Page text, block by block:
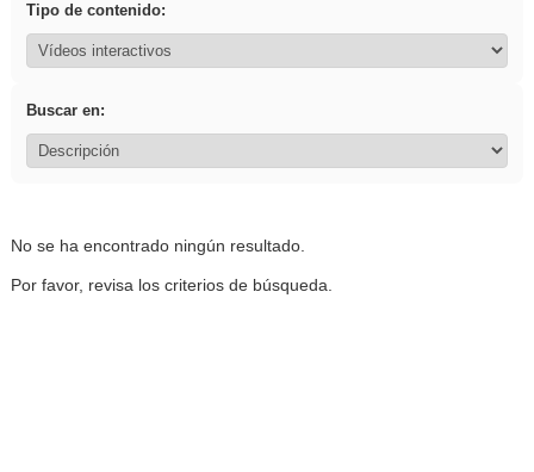
Tipo de contenido:
Buscar en:
No se ha encontrado ningún resultado.
Por favor, revisa los criterios de búsqueda.